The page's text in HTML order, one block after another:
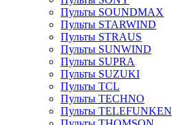
Пульты SOUNDMAX
Пульты STARWIND
Пульты STRAUS
Пульты SUNWIND
Пульты SUPRA
Пульты SUZUKI
Пульты TCL
Пульты TECHNO
Пульты TELEFUNKEN